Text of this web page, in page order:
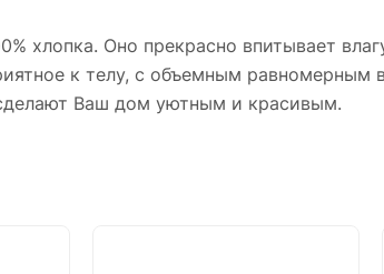
хлопка. Оно прекрасно впитывает
к телу, с объемным
Ваш дом уютным и красивым.